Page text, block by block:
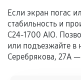
сохраняться
соблюдены
Если экран погас
стабильность и
C24‑1700 AIO.
или подъезжайте в
Серебрякова, 27А